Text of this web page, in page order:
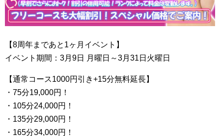
【8周年まであと1ヶ月イベント】
イベント期間：3月9日 月曜日～3月31日火曜日
【通常コース1000円引き+15分無料延長】
・75分19,000円！
・105分24,000円！
・135分29,000円！
・165分34,000円！